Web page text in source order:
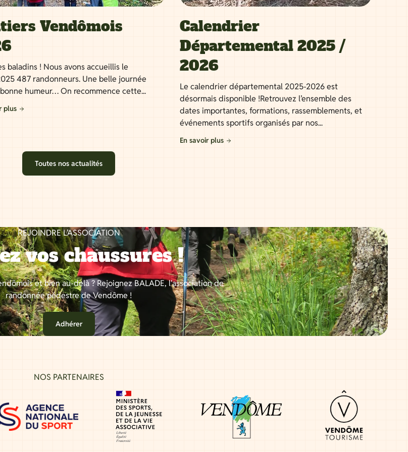
Vendômois
baladins ! Nous avons accueillis le
487 randonneurs. Une belle journée
humeur… On recommence cette...
plus
Calendrier
Départemental 2025 /
2026
Le calendrier départemental 2025-2026 est
désormais disponible !Retrouvez l’ensemble des
dates importantes, formations, rassemblements, et
événements sportifs organisés par nos...
En savoir plus
Toutes nos actualités
REJOINDRE L’ASSOCIATION
vos chaussures !
et bien au-delà ? Rejoignez BALADE, l'association de
randonnée pédestre de Vendôme !
Adhérer
NOS PARTENAIRES